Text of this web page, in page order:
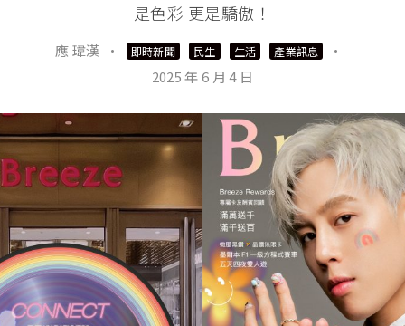
是色彩 更是驕傲！
應 瑋漢 · 即時新聞 民生 生活 產業訊息
·
2025 年 6 月 4 日